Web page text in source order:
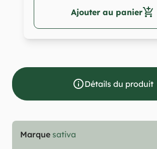
Ajouter au panieradd_shopping_cart
info_outlineDétails du produit
Marque sativa